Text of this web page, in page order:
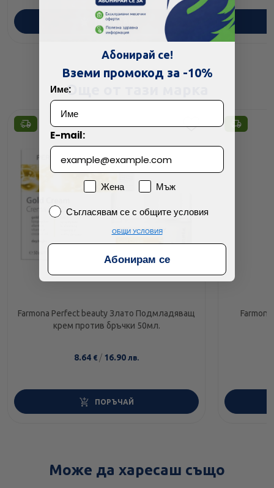
ПОРЪЧАЙ
Още от тази марка
Farmona Perfect beauty Злато Подмладяващ
крем против бръчки 50мл.
8.64 € / 16.90 лв.
ПОРЪЧАЙ
Може да харесаш също
Абонирай се!
Вземи промокод за -10%
Име:
E-mail:
ПолЖена
Мъж
Съгласявам се с общите условия
Съгласявам се с общите условия
ОБЩИ УСЛОВИЯ
Абонирам се